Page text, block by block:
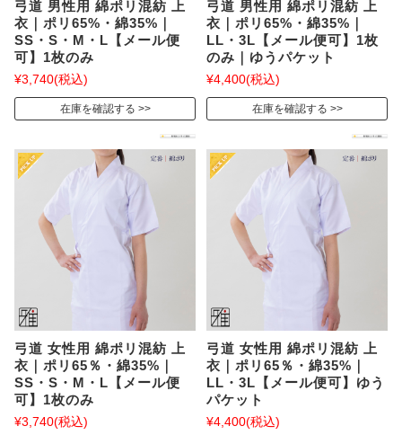
弓道 男性用 綿ポリ混紡 上
衣｜ポリ65%・綿35%｜
SS・S・M・L【メール便
可】1枚のみ
¥3,740(税込)
在庫を確認する
弓道 男性用 綿ポリ混紡 上
衣｜ポリ65%・綿35%｜
LL・3L【メール便可】1枚
のみ｜ゆうパケット
¥4,400(税込)
在庫を確認する
弓道 女性用 綿ポリ混紡 上
衣｜ポリ65％・綿35%｜
SS・S・M・L【メール便
可】1枚のみ
¥3,740(税込)
弓道 女性用 綿ポリ混紡 上
衣｜ポリ65％・綿35%｜
LL・3L【メール便可】ゆう
パケット
¥4,400(税込)